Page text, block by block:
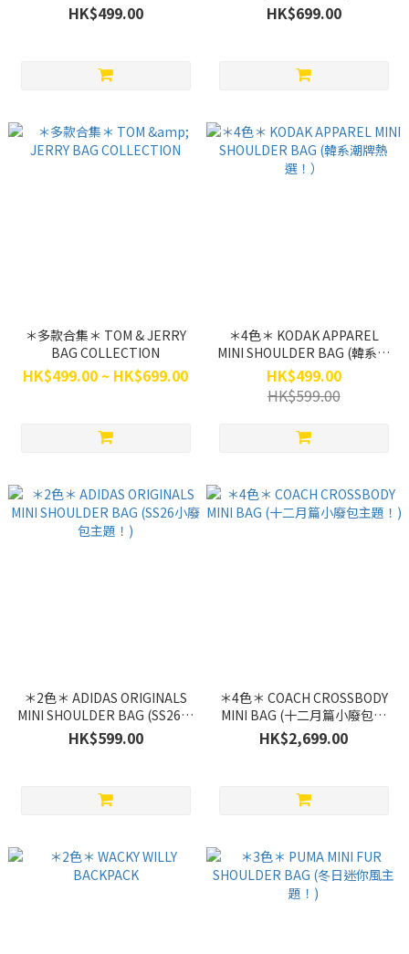
HK$499.00 HK$699.00
＊多款合集＊ TOM & JERRY
BAG COLLECTION
HK$499.00 ~ HK$699.00
＊4色＊ KODAK APPAREL
MINI SHOULDER BAG (韓系潮
牌熱選！）
HK$499.00
HK$599.00
＊2色＊ ADIDAS ORIGINALS
MINI SHOULDER BAG (SS26小
廢包主題！)
HK$599.00
＊4色＊ COACH CROSSBODY
MINI BAG (十二月篇小廢包主
題！)
HK$2,699.00